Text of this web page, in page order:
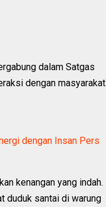
dalam Satgas
dengan masyarakat
dengan Insan Pers
kenangan yang indah.
duduk santai di warung